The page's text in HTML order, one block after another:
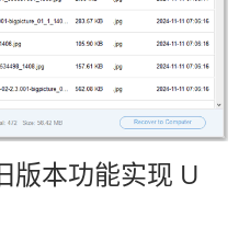
版本功能实现 U